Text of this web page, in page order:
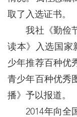
取了入选证书。
我社《勤俭节
读本》入选国家
少年推荐百种优
青少年百种优秀
播》予以报道。
2014年向全国